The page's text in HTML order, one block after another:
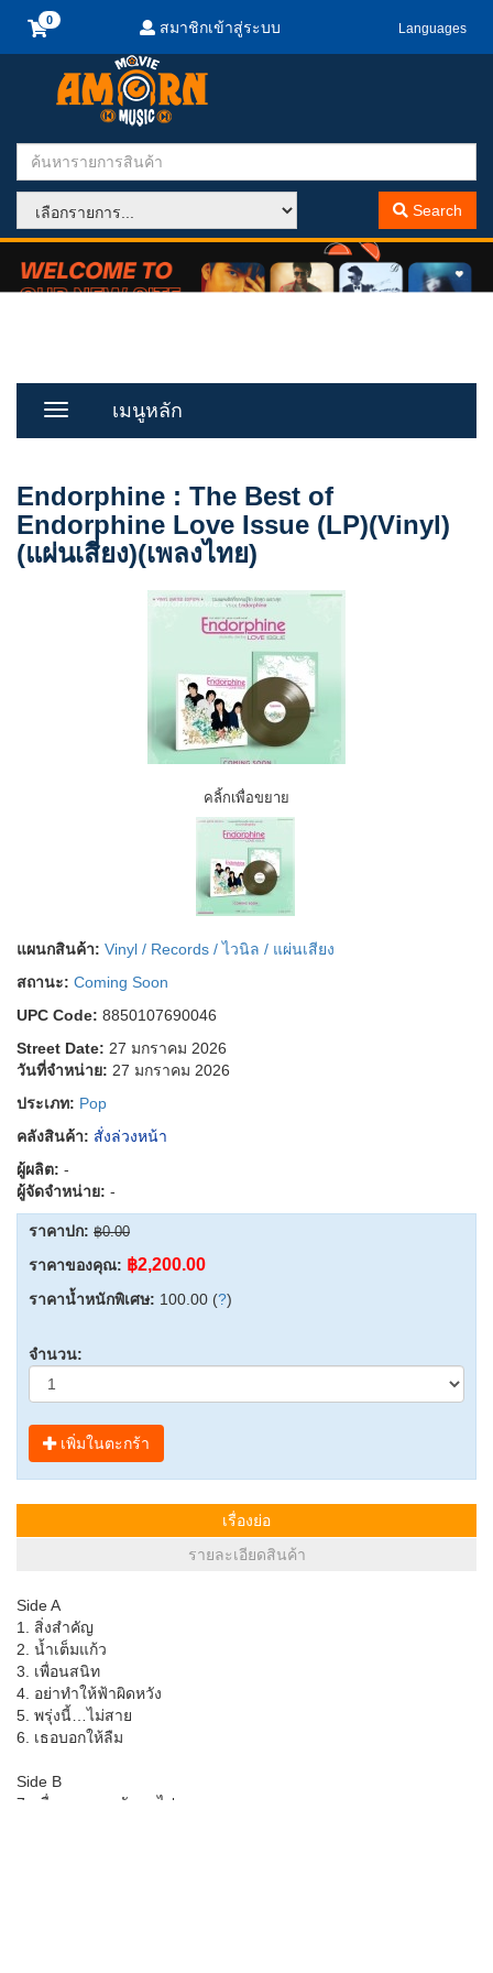
สมาชิกเข้าสู่ระบบ Languages
Search
Toggle
เมนูหลัก
Endorphine : The Best of
Endorphine Love Issue (LP)(Vinyl)
(แผ่นเสียง)(เพลงไทย)
คลิ้กเพื่อขยาย
แผนกสินค้า: Vinyl / Records / ไวนิล / แผ่นเสียง
สถานะ: Coming Soon
UPC Code: 8850107690046
Street Date: 27 มกราคม 2026
วันที่จำหน่าย: 27 มกราคม 2026
ประเภท: Pop
คลังสินค้า: สั่งล่วงหน้า
ผู้ผลิต: -
ผู้จัดจำหน่าย: -
ราคาปก: ฿0.00
ราคาของคุณ: ฿2,200.00
ราคาน้ำหนักพิเศษ: 100.00 (?)
จำนวน:
เพิ่มในตะกร้า
เรื่องย่อ
รายละเอียดสินค้า
Side A
1. สิ่งสำคัญ
2. น้ำเต็มแก้ว
3. เพื่อนสนิท
4. อย่าทำให้ฟ้าผิดหวัง
5. พรุ่งนี้…ไม่สาย
6. เธอบอกให้ลืม
Side B
7. เมื่อเขามา…ฉันจะไป